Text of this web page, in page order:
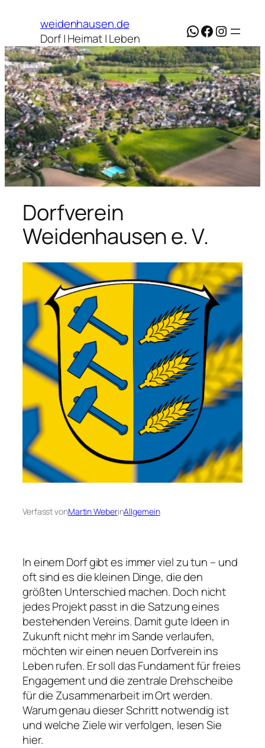
springen
weidenhausen.de
Dorf | Heimat | Leben
WhatsApp
Facebook
Dorfverein
Weidenhausen e. V.
Verfasst vonMartin WeberinAllgemein
In einem Dorf gibt es immer viel zu tun – und
oft sind es die kleinen Dinge, die den
größten Unterschied machen. Doch nicht
jedes Projekt passt in die Satzung eines
bestehenden Vereins. Damit gute Ideen in
Zukunft nicht mehr im Sande verlaufen,
möchten wir einen neuen Dorfverein ins
Leben rufen. Er soll das Fundament für freies
Engagement und die zentrale Drehscheibe
für die Zusammenarbeit im Ort werden.
Warum genau dieser Schritt notwendig ist
und welche Ziele wir verfolgen, lesen Sie
hier.